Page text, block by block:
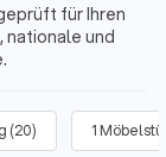
für Ihren
und
(20) 1